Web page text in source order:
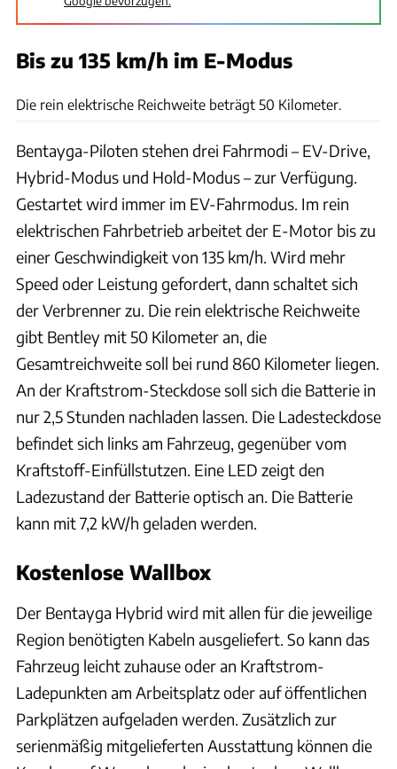
Bis zu 135 km/h im E-Modus
Die rein elektrische Reichweite beträgt 50 Kilometer.
Bentayga-Piloten stehen drei Fahrmodi – EV-Drive,
Hybrid-Modus und Hold-Modus – zur Verfügung.
Gestartet wird immer im EV-Fahrmodus. Im rein
elektrischen Fahrbetrieb arbeitet der E-Motor bis zu
einer Geschwindigkeit von 135 km/h. Wird mehr
Speed oder Leistung gefordert, dann schaltet sich
der Verbrenner zu. Die rein elektrische Reichweite
gibt Bentley mit 50 Kilometer an, die
Gesamtreichweite soll bei rund 860 Kilometer liegen.
An der Kraftstrom-Steckdose soll sich die Batterie in
nur 2,5 Stunden nachladen lassen. Die Ladesteckdose
befindet sich links am Fahrzeug, gegenüber vom
Kraftstoff-Einfüllstutzen. Eine LED zeigt den
Ladezustand der Batterie optisch an. Die Batterie
kann mit 7,2 kW/h geladen werden.
Kostenlose Wallbox
Der Bentayga Hybrid wird mit allen für die jeweilige
Region benötigten Kabeln ausgeliefert. So kann das
Fahrzeug leicht zuhause oder an Kraftstrom-
Ladepunkten am Arbeitsplatz oder auf öffentlichen
Parkplätzen aufgeladen werden. Zusätzlich zur
serienmäßig mitgelieferten Ausstattung können die